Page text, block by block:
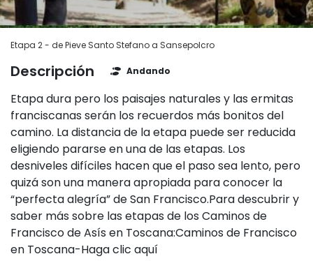
Etapa 2 - de Pieve Santo Stefano a Sansepolcro
Descripción Andando
Etapa dura pero los paisajes naturales y las ermitas
franciscanas serán los recuerdos más bonitos del
camino. La distancia de la etapa puede ser reducida
eligiendo pararse en una de las etapas. Los
desniveles difíciles hacen que el paso sea lento, pero
quizá son una manera apropiada para conocer la
“perfecta alegría” de San Francisco.Para descubrir y
saber más sobre las etapas de los Caminos de
Francisco de Asís en Toscana:Caminos de Francisco
en Toscana-Haga clic aquí